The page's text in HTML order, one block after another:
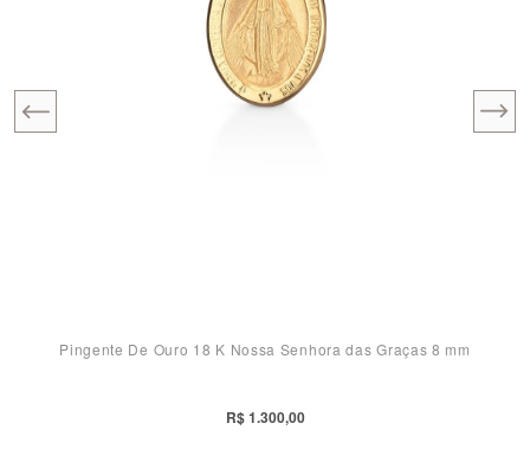
Pingente De Ouro 18 K Nossa Senhora das Graças 8 mm
R$ 1.300,00